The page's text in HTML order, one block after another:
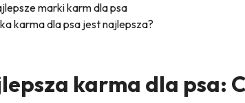
marki karm dla psa
karma dla psa jest najlepsza?
karma dla psa: